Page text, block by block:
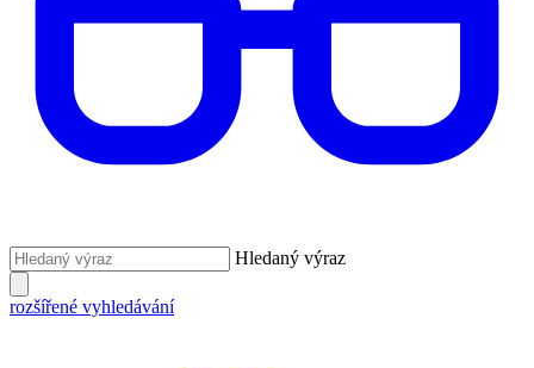
Hledaný výraz
rozšířené vyhledávání